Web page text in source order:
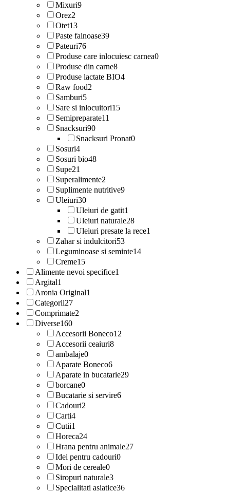
Mixuri9
Orez2
Otet13
Paste fainoase39
Pateuri76
Produse care inlocuiesc carnea0
Produse din carne8
Produse lactate BIO4
Raw food2
Samburi5
Sare si inlocuitori15
Semipreparate11
Snacksuri90
Snacksuri Pronat0
Sosuri4
Sosuri bio48
Supe21
Superalimente2
Suplimente nutritive9
Uleiuri30
Uleiuri de gatit1
Uleiuri naturale28
Uleiuri presate la rece1
Zahar si indulcitori53
Leguminoase si seminte14
Creme15
Alimente nevoi specifice1
Argital1
Aronia Original1
Categorii27
Comprimate2
Diverse160
Accesorii Boneco12
Accesorii ceaiuri8
ambalaje0
Aparate Boneco6
Aparate in bucatarie29
borcane0
Bucatarie si servire6
Cadouri2
Carti4
Cutii1
Horeca24
Hrana pentru animale27
Idei pentru cadouri0
Mori de cereale0
Siropuri naturale3
Specialitati asiatice36